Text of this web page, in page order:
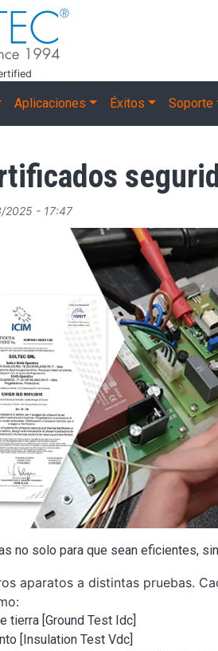
Aplicaciones Éxitos Soporte
2025 - 17:47
no solo para que sean eficientes,
aparatos a distintas pruebas.
tierra [Ground Test Idc]
[Insulation Test Vdc]